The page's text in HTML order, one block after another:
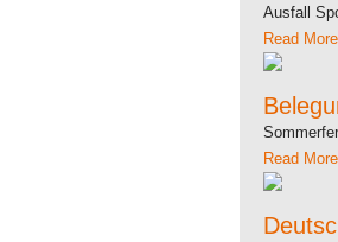
Ausfall
Read More
Read More